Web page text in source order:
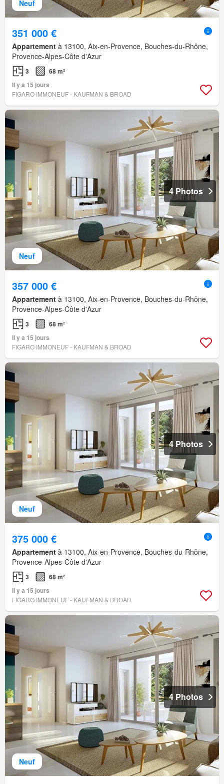
Neuf
351 000 €
Appartement à 13100, Aix-en-Provence, Bouches-du-Rhône,
Provence-Alpes-Côte d'Azur
3
68 m²
Il y a 15 jours
FIGARO IMMONEUF - KAUFMAN & BROAD
Neuf
4 Photos
357 000 €
Appartement à 13100, Aix-en-Provence, Bouches-du-Rhône,
Provence-Alpes-Côte d'Azur
3
68 m²
Il y a 15 jours
FIGARO IMMONEUF - KAUFMAN & BROAD
Neuf
4 Photos
375 000 €
Appartement à 13100, Aix-en-Provence, Bouches-du-Rhône,
Provence-Alpes-Côte d'Azur
3
68 m²
Il y a 15 jours
FIGARO IMMONEUF - KAUFMAN & BROAD
Neuf
4 Photos